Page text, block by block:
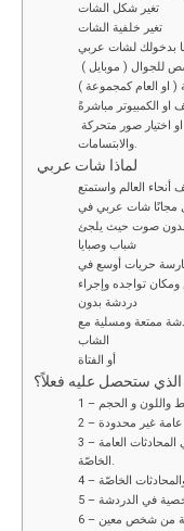
تغير شكل الشات
تغير خلفية الشات
بدخولك لشات عربي
او الكمبيوتر مباشرةً
والابتسامات.
لماذا شات عربي
العالم واستمتع
مجانًا شات عربي في
بدون صوت حيث يلجئ
شباب وصبايا
حريات أوسع في
تواجده وإجراء
دردشة بدون
ممتعة ومسلية مع
الشاب
أو الفتاة
الذي ستحصل عليه فعلاً؟
3 – إرسال صور من المعرض أو من كاميرا التصوير في المحادثات العامة
الخاصّة.